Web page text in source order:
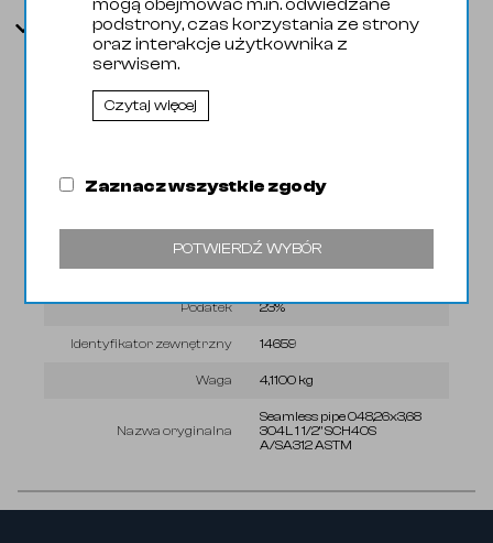
Parametry
Kod Celny
Wyróżnik
KGO 0,00 zł
PKWIU 24.20.13.0
Podatek 23%
Identyfikator zewnętrzny 14659
Waga 4,1100 kg
Nazwa oryginalna
Seamless pipe 048,26x3,68
304L 1 1/2" SCH40S
A/SA312 ASTM
mogą obejmować m.in. odwiedzane
podstrony, czas korzystania ze strony
oraz interakcje użytkownika z
serwisem.
Czytaj więcej
Zaznacz wszystkie zgody
POTWIERDŹ WYBÓR